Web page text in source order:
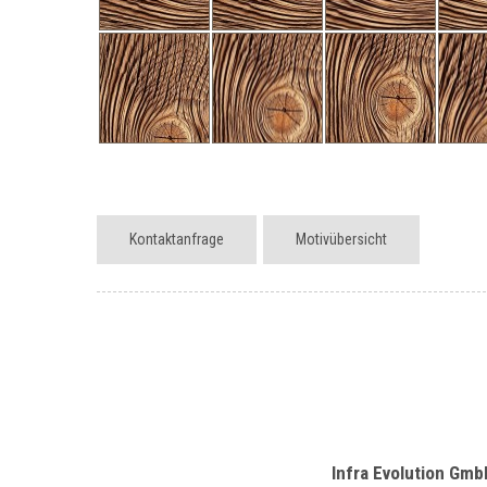
Kontaktanfrage Motivübersicht
Infra Evolution